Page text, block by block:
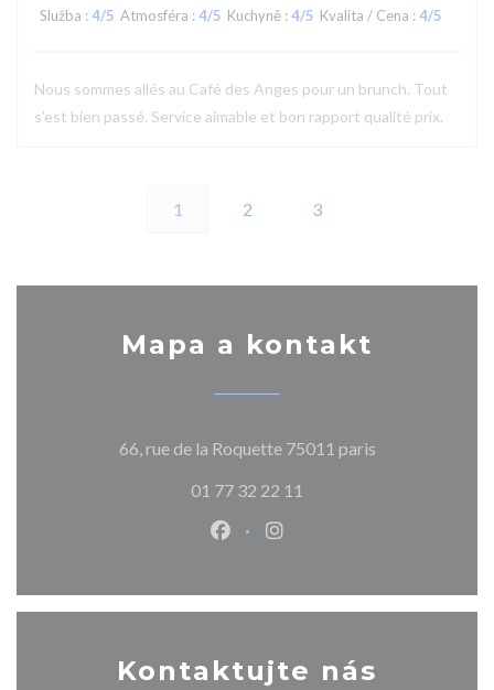
Služba : 4/5 Atmosféra : 4/5 Kuchyně : 4/5 Kvalita / Cena : 4/5
Nous sommes allés au Café des Anges pour un brunch. Tout
s'est bien passé. Service aimable et bon rapport qualité prix.
1 2 3
Mapa a kontakt
66, rue de la Roquette 75011 paris((otevře se v
01 77 32 22 11
Facebook ((otevře se v novém
Instagram ((otevře se v
Kontaktujte nás